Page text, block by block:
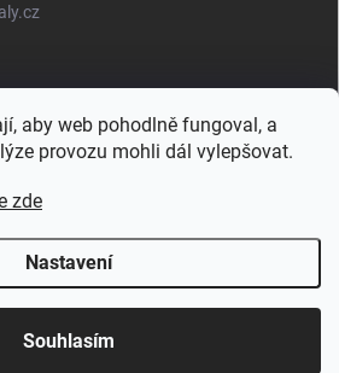
aby web pohodlně fungoval, a
provozu mohli dál vylepšovat.
zde
Nastavení
Souhlasím. Všechna práva vyhrazena.